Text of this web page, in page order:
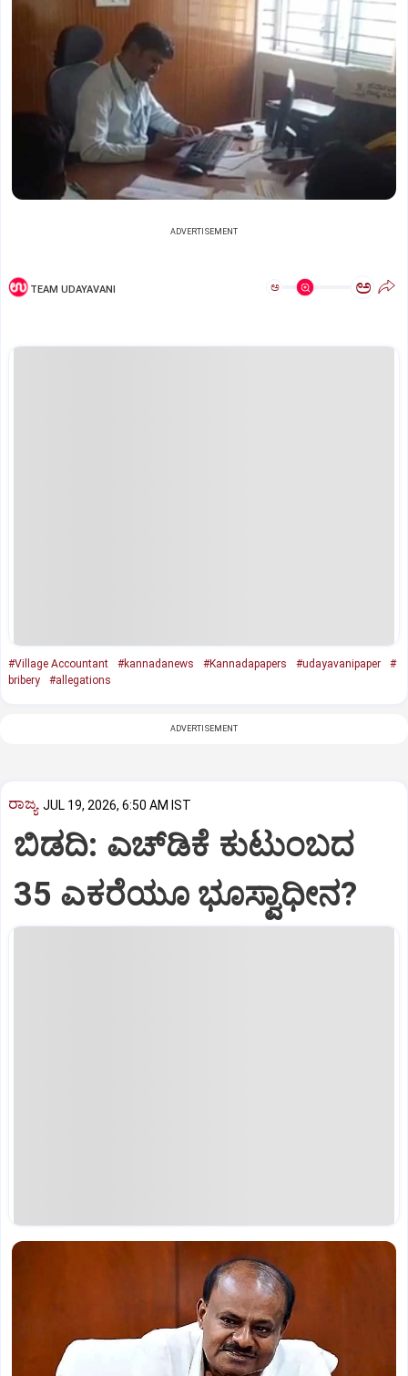
ADVERTISEMENT
TEAM UDAYAVANI ಅ ಅ
#Village Accountant #kannadanews #Kannadapapers #udayavanipaper
#
bribery
#allegations
ADVERTISEMENT
ರಾಜ್ಯ JUL 19, 2026, 6:50 AM IST
ಬಿಡದಿ: ಎಚ್‌ಡಿಕೆ ಕುಟುಂಬದ
35 ಎಕರೆಯೂ ಭೂಸ್ವಾಧೀನ?